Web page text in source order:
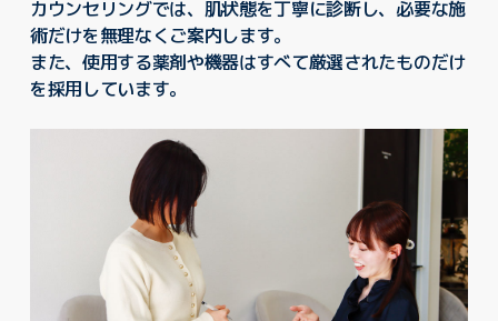
カウンセリングでは、肌状態を丁寧に診断し、必要な施
術だけを無理なくご案内します。
また、使用する薬剤や機器はすべて厳選されたものだけ
を採用しています。